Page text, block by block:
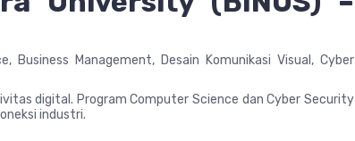
Business Management, Desain Komunikasi Visual, Cyber
digital. Program Computer Science dan Cyber Security
industri.